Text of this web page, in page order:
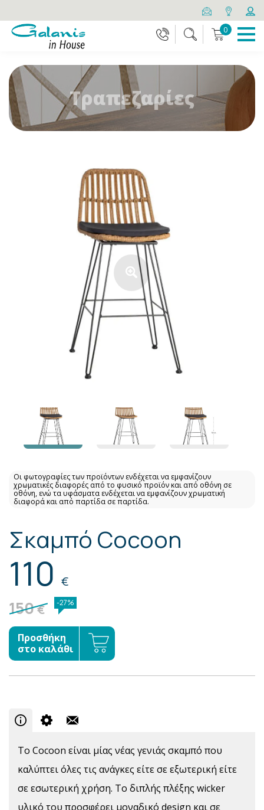
0
Τραπεζαρίες
Οι φωτογραφίες των προϊόντων ενδέχεται να εμφανίζουν
χρωματικές διαφορές από το φυσικό προϊόν και από οθόνη σε
οθόνη, ενώ τα υφάσματα ενδέχεται να εμφανίζουν χρωματική
διαφορά και από παρτίδα σε παρτίδα.
Σκαμπό Cocoon
110 €
150€ -27%
Προσθήκη
στο καλάθι
Το Cocoon είναι μίας νέας γενιάς σκαμπό που
καλύπτει όλες τις ανάγκες είτε σε εξωτερική είτε
σε εσωτερική χρήση. Το διπλής πλέξης wicker
υλικό του προσφέρει μοναδικό design και σε